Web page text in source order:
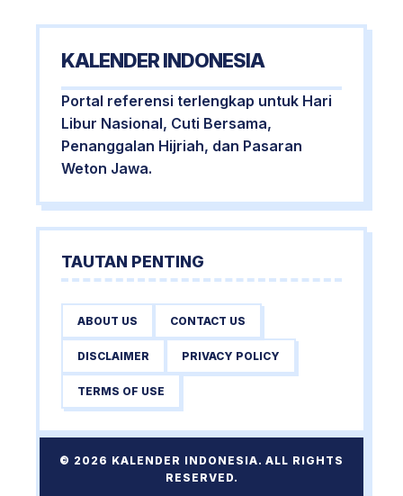
KALENDER INDONESIA
Portal referensi terlengkap untuk Hari
Libur Nasional, Cuti Bersama,
Penanggalan Hijriah, dan Pasaran
Weton Jawa.
TAUTAN PENTING
ABOUT US CONTACT US
DISCLAIMER PRIVACY POLICY
TERMS OF USE
© 2026 KALENDER INDONESIA. ALL RIGHTS
RESERVED.